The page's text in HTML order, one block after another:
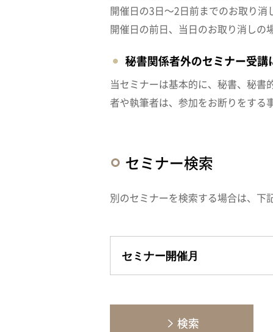
開催日の3日～2日前までのお取り消
開催日の前日、当日のお取り消しの
秘書関係者外のセミナー受講
当セミナーは基本的に、秘書、秘
者や執筆者は、参加をお断りをする
セミナー検索
別のセミナーを検索する場合は、下
検索